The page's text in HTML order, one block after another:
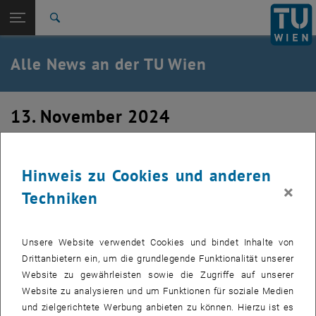
TU Login
Quicklinks
Quicklinks-Menü umschalten
Studium
Karriere
Zurück: Subseiten von TU Wien Startseite auflisten
Zurück zur letzten Ebene:
TU Wien Startseite
Alle News an der TU Wien
13. November 2024
KLEXI ist ein Tool für Gemeinden zur Koordination der
örtlichen Entwicklungsplanung mit dem Nationalen Energie-
zur Nutzung von KLEXI ein Webinar geleitet.
KLEXI steht für Klima Energie Expertise für die örtliche
Raumplanung von Gemeinden. Das Web-Tool unterstützt
Gemeinden bei der Ausrichtung ihrer örtlichen
Hinweis zu Cookies und anderen
Techniken
×
Unsere Website verwendet Cookies und bindet Inhalte von
Drittanbietern ein, um die grundlegende Funktionalität unserer
Website zu gewährleisten sowie die Zugriffe auf unserer
Website zu analysieren und um Funktionen für soziale Medien
und zielgerichtete Werbung anbieten zu können. Hierzu ist es